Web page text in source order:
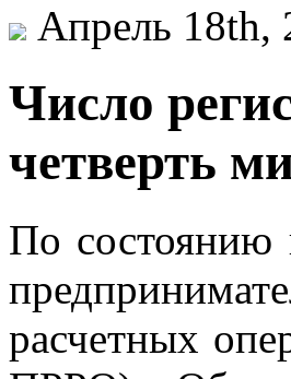
Апрель 18th,
Числo
четверть
По состоянию
расчетных